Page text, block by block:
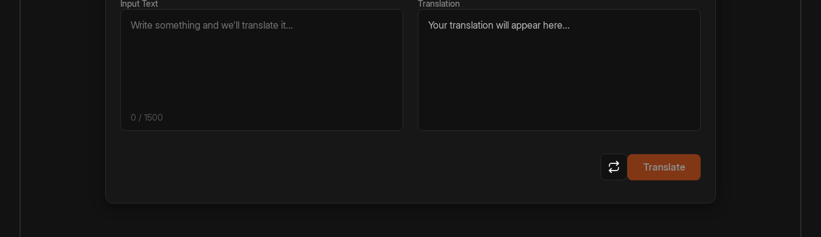
Input Text
0 / 1500
Translation
Your translation will appear here...
Translate